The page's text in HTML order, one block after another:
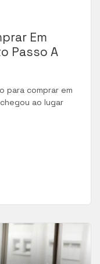
Em
Passo A
para comprar em
ao lugar